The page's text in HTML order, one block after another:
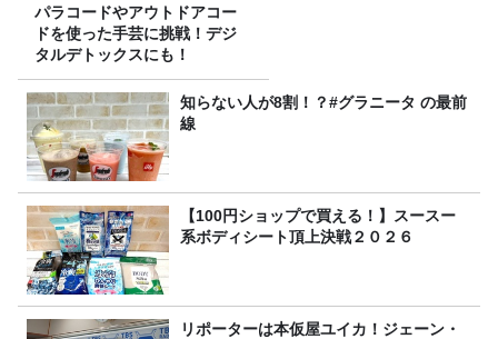
パラコードやアウトドアコー
ドを使った手芸に挑戦！デジ
タルデトックスにも！
知らない人が8割！？#グラニータ の最前
線
【100円ショップで買える！】スースー
系ボディシート頂上決戦２０２６
リポーターは本仮屋ユイカ！ジェーン・